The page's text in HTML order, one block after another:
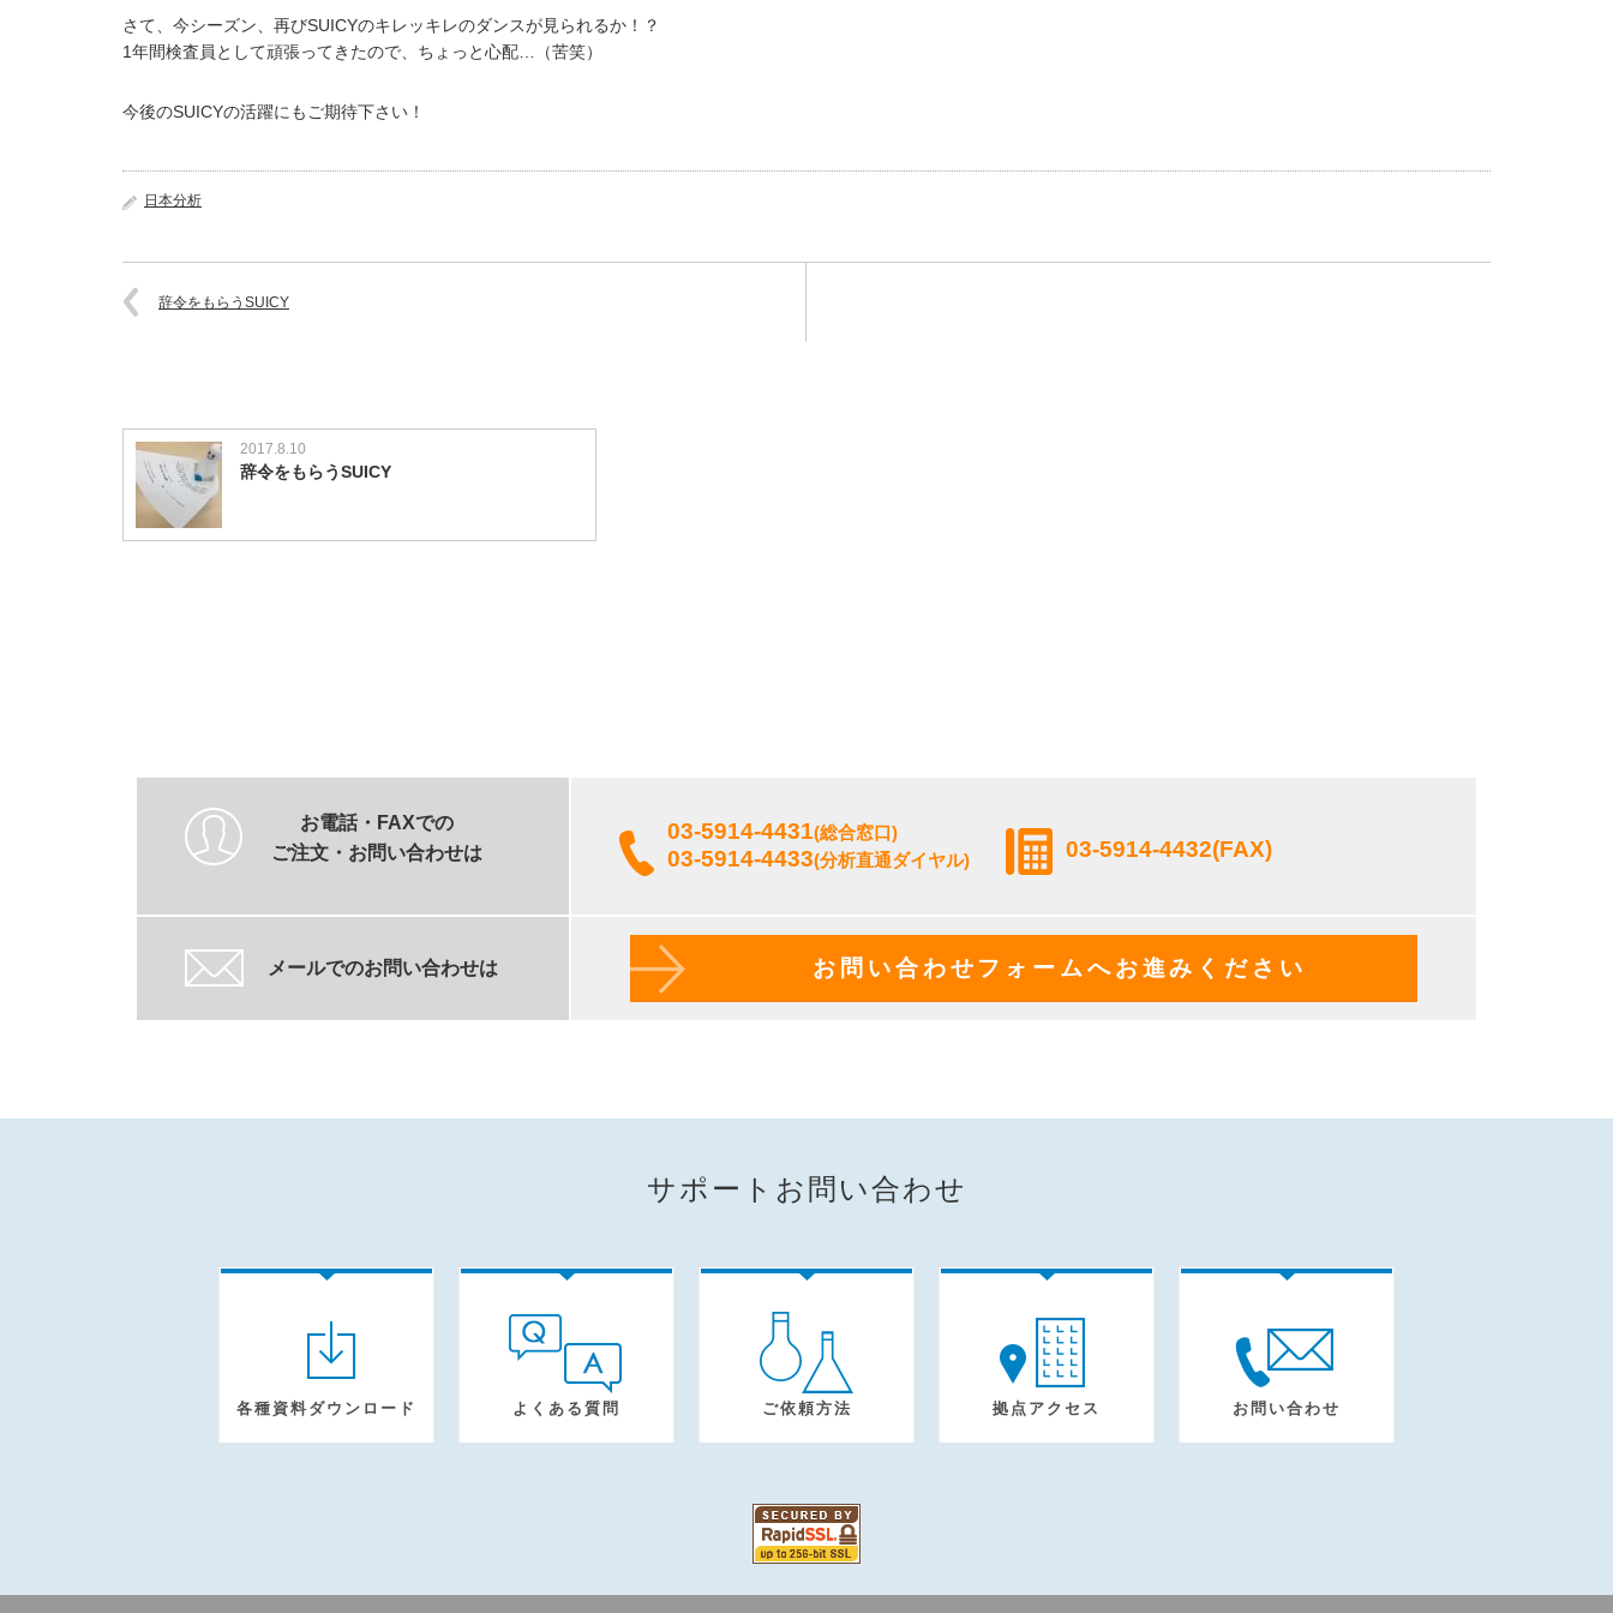
さて、今シーズン、再びSUICYのキレッキレのダンスが見られるか！？
1年間検査員として頑張ってきたので、ちょっと心配…（苦笑）
今後のSUICYの活躍にもご期待下さい！
日本分析
辞令をもらうSUICY
2017.8.10
辞令をもらうSUICY
お電話・FAXでの
ご注文・お問い合わせは
03-5914-4431(総合窓口)
03-5914-4433(分析直通ダイヤル) 03-5914-4432(FAX)
メールでのお問い合わせは お問い合わせフォームへお進みください
サポートお問い合わせ
各種資料ダウンロード よくある質問 ご依頼方法 拠点アクセス お問い合わせ